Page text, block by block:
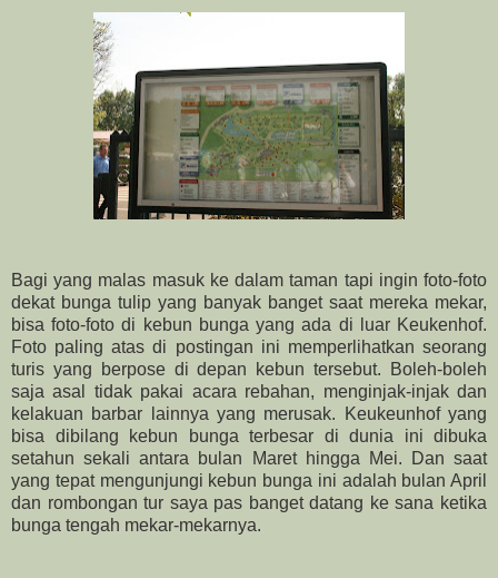
Bagi yang malas masuk ke dalam taman tapi ingin foto-foto
dekat bunga tulip yang banyak banget saat mereka mekar,
bisa foto-foto di kebun bunga yang ada di luar Keukenhof.
Foto paling atas di postingan ini memperlihatkan seorang
turis yang berpose di depan kebun tersebut. Boleh-boleh
saja asal tidak pakai acara rebahan, menginjak-injak dan
kelakuan barbar lainnya yang merusak. Keukeunhof yang
bisa dibilang kebun bunga terbesar di dunia ini dibuka
setahun sekali antara bulan Maret hingga Mei. Dan saat
yang tepat mengunjungi kebun bunga ini adalah bulan April
dan rombongan tur saya pas banget datang ke sana ketika
bunga tengah mekar-mekarnya.